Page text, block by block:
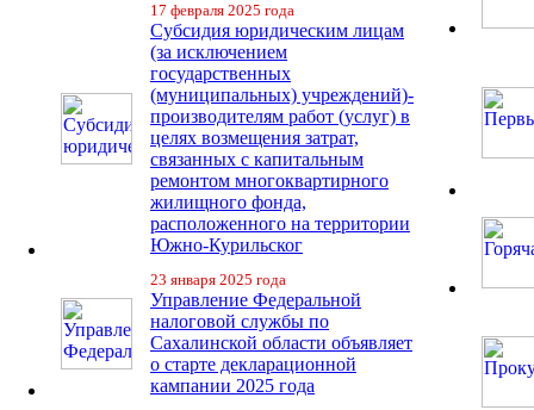
17 февраля 2025 года
Субсидия юридическим лицам
(за исключением
государственных
(муниципальных) учреждений)-
производителям работ (услуг) в
целях возмещения затрат,
связанных с капитальным
ремонтом многоквартирного
жилищного фонда,
расположенного на территории
Южно-Курильског
23 января 2025 года
Управление Федеральной
налоговой службы по
Сахалинской области объявляет
о старте декларационной
кампании 2025 года